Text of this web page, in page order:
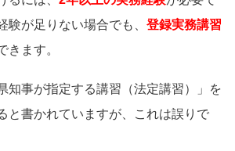
験が足りない場合でも、 登録実務講習
きます。
知事が指定する講習（法定講習）」を
と書かれていますが、これは誤りで